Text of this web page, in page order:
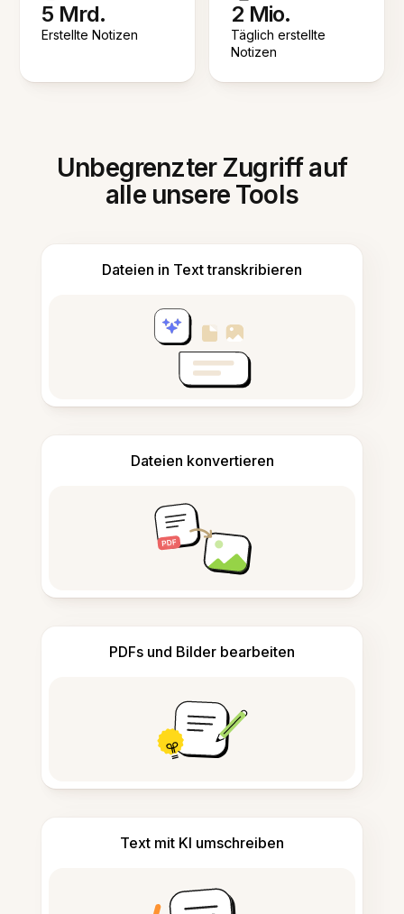
5 Mrd.
Erstellte Notizen
2 Mio.
Täglich erstellte
Notizen
Unbegrenzter Zugriff auf
alle unsere Tools
Dateien in Text transkribieren
Dateien konvertieren
PDFs und Bilder bearbeiten
Text mit KI umschreiben